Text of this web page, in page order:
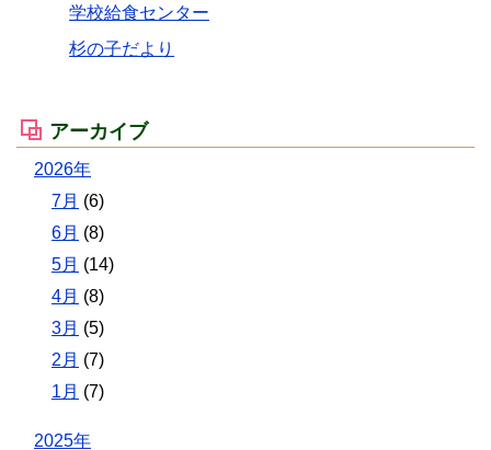
学校給食センター
杉の子だより
アーカイブ
2026年
7月 (6)
6月 (8)
5月 (14)
4月 (8)
3月 (5)
2月 (7)
1月 (7)
2025年